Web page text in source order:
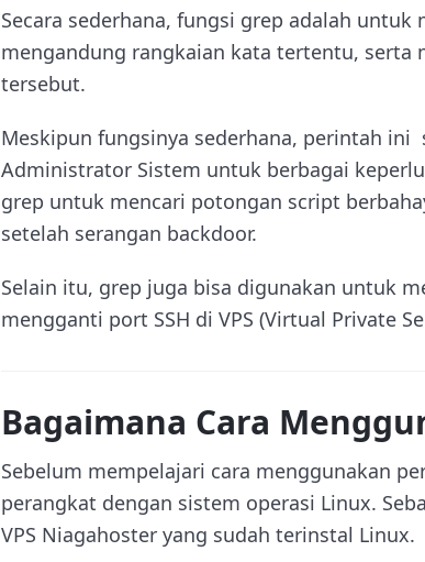
Secara sederhana, fungsi grep adalah
mengandung rangkaian kata tertentu, serta
tersebut.
Meskipun fungsinya sederhana, perintah
Administrator Sistem untuk berbagai
grep untuk mencari potongan script
setelah serangan backdoor.
Selain itu, grep juga bisa digunakan untuk
mengganti port SSH di VPS (Virtual Private
Bagaimana Cara
Sebelum mempelajari cara menggunakan
perangkat dengan sistem operasi Linux.
VPS Niagahoster yang sudah terinstal Linux.